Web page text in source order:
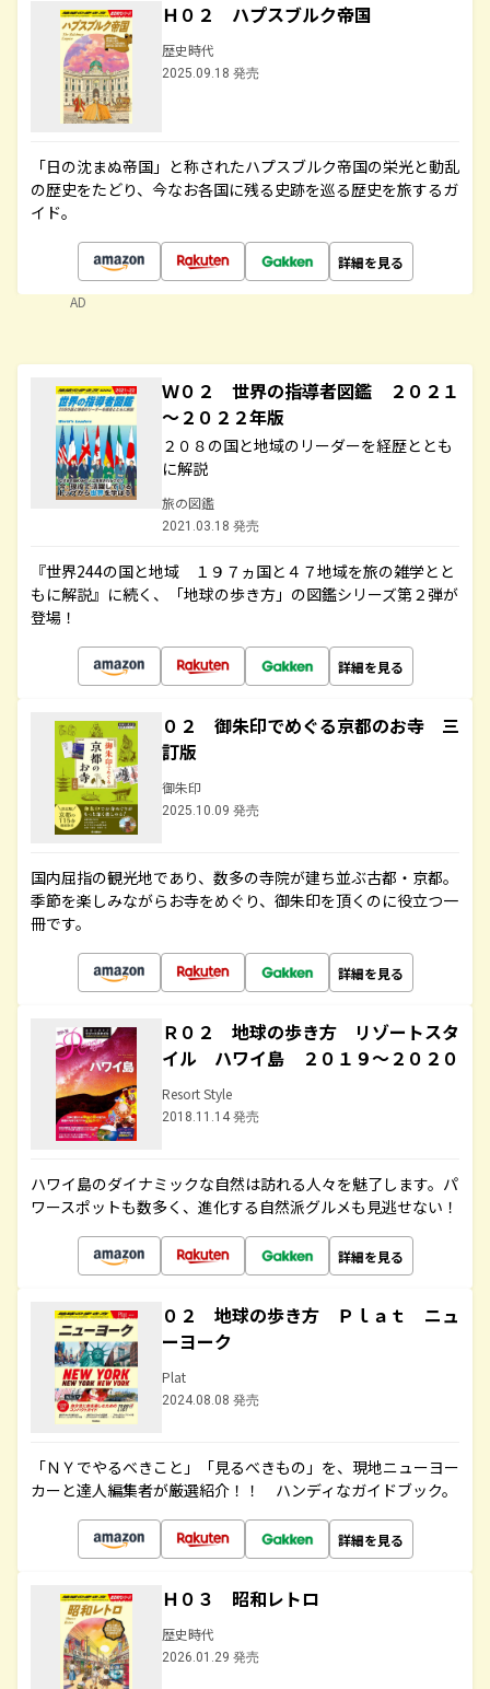
Ｈ０２ ハプスブルク帝国
歴史時代
2025.09.18 発売
「日の沈まぬ帝国」と称されたハプスブルク帝国の栄光と動乱
の歴史をたどり、今なお各国に残る史跡を巡る歴史を旅するガ
イド。
詳細を見る
AD
Ｗ０２ 世界の指導者図鑑 ２０２１
～２０２２年版
２０８の国と地域のリーダーを経歴ととも
に解説
旅の図鑑
2021.03.18 発売
『世界244の国と地域 １９７ヵ国と４７地域を旅の雑学とと
もに解説』に続く、「地球の歩き方」の図鑑シリーズ第２弾が
登場！
詳細を見る
０２ 御朱印でめぐる京都のお寺 三
訂版
御朱印
2025.10.09 発売
国内屈指の観光地であり、数多の寺院が建ち並ぶ古都・京都。
季節を楽しみながらお寺をめぐり、御朱印を頂くのに役立つ一
冊です。
詳細を見る
Ｒ０２ 地球の歩き方 リゾートスタ
イル ハワイ島 ２０１９～２０２０
Resort Style
2018.11.14 発売
ハワイ島のダイナミックな自然は訪れる人々を魅了します。パ
ワースポットも数多く、進化する自然派グルメも見逃せない！
詳細を見る
０２ 地球の歩き方 Ｐｌａｔ ニュ
ーヨーク
Plat
2024.08.08 発売
「ＮＹでやるべきこと」「見るべきもの」を、現地ニューヨー
カーと達人編集者が厳選紹介！！ ハンディなガイドブック。
詳細を見る
Ｈ０３ 昭和レトロ
歴史時代
2026.01.29 発売